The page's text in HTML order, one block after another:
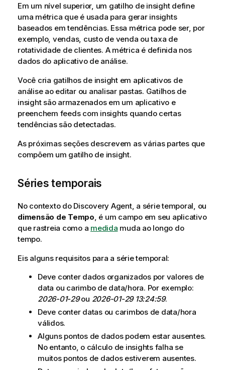
Em um nível superior, um gatilho de insight define
uma métrica que é usada para gerar insights
baseados em tendências. Essa métrica pode ser, por
exemplo, vendas, custo de venda ou taxa de
rotatividade de clientes. A métrica é definida nos
dados do aplicativo de análise.
Você cria gatilhos de insightem aplicativos de
análise ao editar ou analisar pastas. Gatilhos de
insight são armazenados em um aplicativo e
preenchem feedscom insights quando certas
tendências são detectadas.
As próximas seções descrevem as várias partes que
compõem um gatilho de insight.
Séries temporais
No contexto do Discovery Agent, a série temporal, ou
dimensão de Tempo , é um campo em seu aplicativo
que rastreia como a medida muda ao longo do
tempo.
Eis alguns requisitos para a série temporal:
Deve conter dados organizados por valores de
data ou carimbo de data/hora. Por exemplo:
2026-01-29ou 2026-01-29 13:24:59.
Deve conter datas ou carimbos de data/hora
válidos.
Alguns pontos de dados podem estar ausentes.
No entanto, o cálculo de insights falha se
muitos pontos de dados estiverem ausentes.